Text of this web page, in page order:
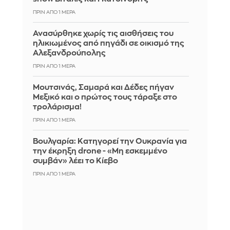
ΠΡΙΝ ΑΠΌ 1 ΜΈΡΑ
Ανασύρθηκε χωρίς τις αισθήσεις του
ηλικιωμένος από πηγάδι σε οικισμό της
Αλεξανδρούπολης
ΠΡΙΝ ΑΠΌ 1 ΜΈΡΑ
Μουτσινάς, Σαμαρά και Δέδες πήγαν
Μεξικό και ο πρώτος τους τάραξε στο
τρολάρισμα!
ΠΡΙΝ ΑΠΌ 1 ΜΈΡΑ
Βουλγαρία: Κατηγορεί την Ουκρανία για
την έκρηξη drone - «Μη εσκεμμένο
συμβάν» λέει το Κίεβο
ΠΡΙΝ ΑΠΌ 1 ΜΈΡΑ